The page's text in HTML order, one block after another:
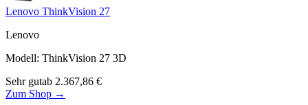
Lenovo ThinkVision 27
Lenovo
Modell: ThinkVision 27 3D
Sehr gutab 2.367,86 €
Zum Shop →